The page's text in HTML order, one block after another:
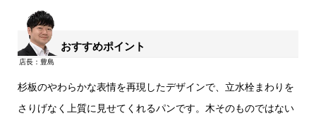
おすすめポイント
杉板のやわらかな表情を再現したデザインで、立水栓まわりを
さりげなく上質に見せてくれるパンです。木そのものではない